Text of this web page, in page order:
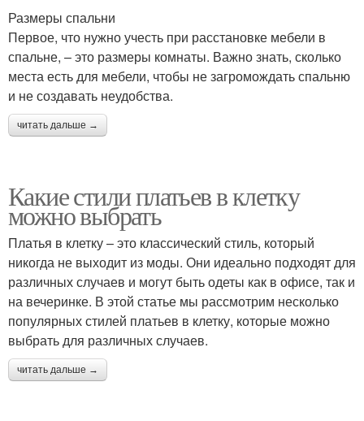
Размеры спальни
Первое, что нужно учесть при расстановке мебели в
спальне, – это размеры комнаты. Важно знать, сколько
места есть для мебели, чтобы не загромождать спальню
и не создавать неудобства.
читать дальше →
Какие стили платьев в клетку
можно выбрать
Платья в клетку – это классический стиль, который
никогда не выходит из моды. Они идеально подходят для
различных случаев и могут быть одеты как в офисе, так и
на вечеринке. В этой статье мы рассмотрим несколько
популярных стилей платьев в клетку, которые можно
выбрать для различных случаев.
читать дальше →